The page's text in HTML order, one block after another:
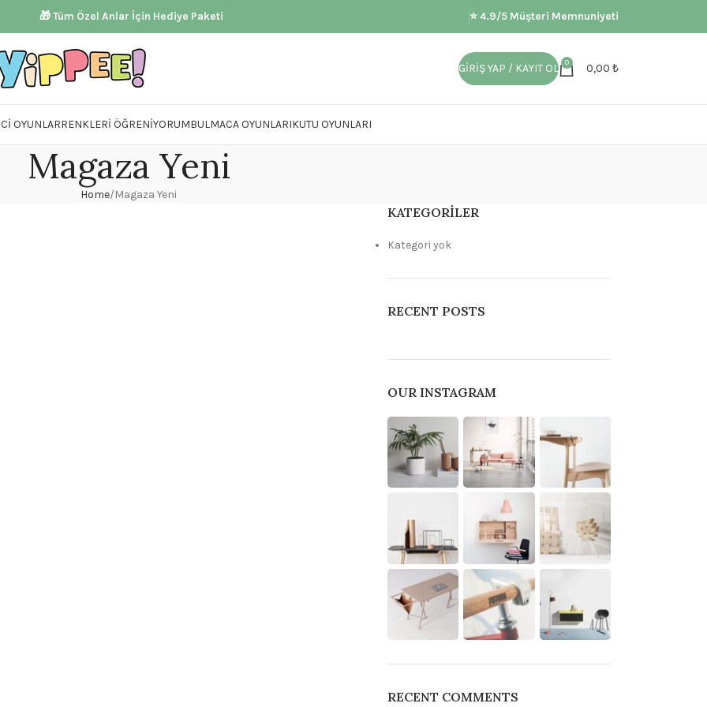
🎁 Tüm Özel Anlar İçin Hediye Paketi ⭐ 4.9/5 Müşteri Memnuniyeti
GIRIŞ YAP / KAYIT OL 0 0,00 ₺
OYUNLARRENKLERI ÖĞRENIYORUMBULMACA OYUNLARIKUTU OYUNLARI
Magaza Yeni
Home Magaza Yeni
KATEGORILER
Kategori yok
RECENT POSTS
OUR INSTAGRAM
RECENT COMMENTS